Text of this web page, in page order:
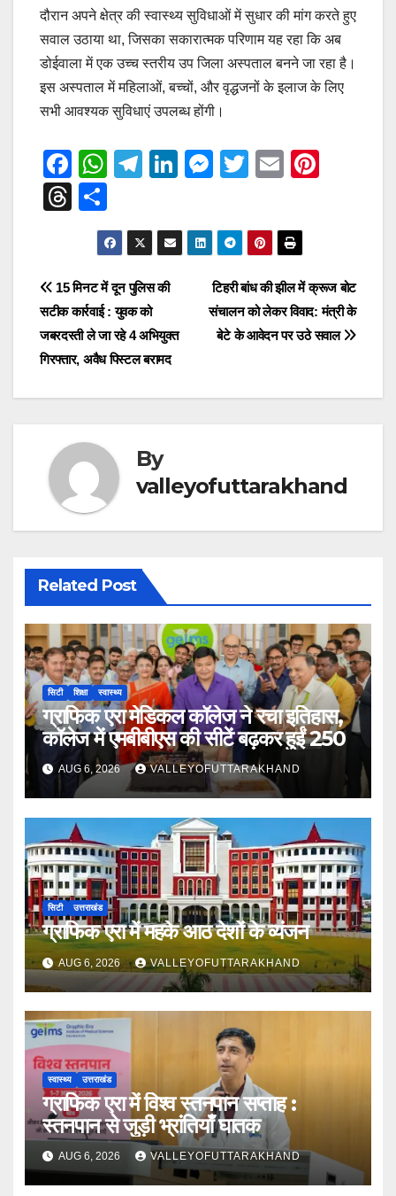
दौरान अपने क्षेत्र की स्वास्थ्य सुविधाओं में सुधार की मांग करते हुए
सवाल उठाया था, जिसका सकारात्मक परिणाम यह रहा कि अब
डोईवाला में एक उच्च स्तरीय उप जिला अस्पताल बनने जा रहा है।
इस अस्पताल में महिलाओं, बच्चों, और वृद्धजनों के इलाज के लिए
सभी आवश्यक सुविधाएं उपलब्ध होंगी।
F
a
c
b
o
o
k
W
s
A
p
p
T
gr
a
m
Li
e
M
e
n
g
er
T
er
E
st
T
hr
a
d
s
h
ar
e
Post
navigation
टिहरी बांध की झील में क्रूज बोट
संचालन को लेकर विवाद: मंत्री के
बेटे के आवेदन पर उठे सवाल
15 मिनट में दून पुलिस की
सटीक कार्रवाई : युवक को
जबरदस्ती ले जा रहे 4 अभियुक्त
गिरफ्तार, अवैध पिस्टल बरामद
By
valleyofuttarakhand
Related Post
सिटी शिक्षा स्वास्थ्य
ग्राफिक एरा मेडिकल कॉलेज ने रचा इतिहास,
कॉलेज में एमबीबीएस की सीटें बढ़कर हुईं 250
AUG 6, 2026 VALLEYOFUTTARAKHAND
सिटी उत्तराखंड
ग्राफिक एरा में महके आठ देशों के व्यंजन
AUG 6, 2026 VALLEYOFUTTARAKHAND
स्वास्थ्य उत्तराखंड
ग्राफिक एरा में विश्व स्तनपान सप्ताह :
स्तनपान से जुड़ी भ्रांतियाँ घातक
AUG 6, 2026 VALLEYOFUTTARAKHAND